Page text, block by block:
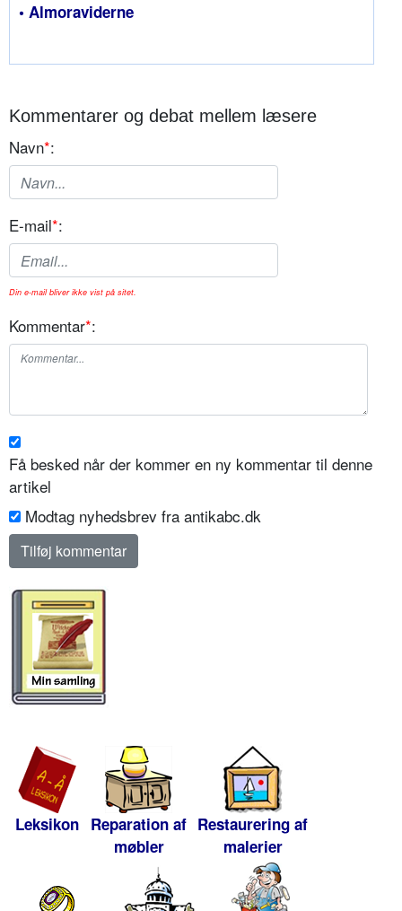
• Almoraviderne
Kommentarer og debat mellem læsere
Navn*:
E-mail*:
Din e-mail bliver ikke vist på sitet.
Kommentar*:
Få besked når der kommer en ny kommentar til denne
artikel
Modtag nyhedsbrev fra antikabc.dk
Leksikon Reparation af
møbler
Restaurering af
malerier